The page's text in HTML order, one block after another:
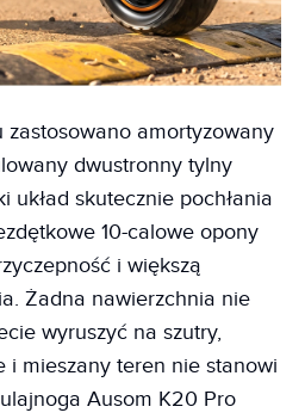
amortyzowany
dwustronny tylny
układ skutecznie pochłania
10-calowe opony
i większą
Żadna nawierzchnia nie
wyruszyć na szutry,
i mieszany teren nie stanowi
Ausom K20 Pro